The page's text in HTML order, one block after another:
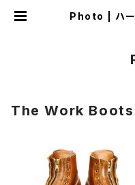
Photo | ハー
The Work Boots